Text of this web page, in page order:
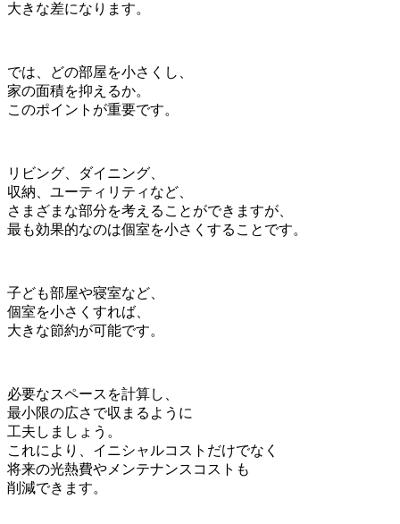
大きな差になります。
では、どの部屋を小さくし、
家の面積を抑えるか。
このポイントが重要です。
リビング、ダイニング、
収納、ユーティリティなど、
さまざまな部分を考えることができますが、
最も効果的なのは個室を小さくすることです。
子ども部屋や寝室など、
個室を小さくすれば、
大きな節約が可能です。
必要なスペースを計算し、
最小限の広さで収まるように
工夫しましょう。
これにより、イニシャルコストだけでなく
将来の光熱費やメンテナンスコストも
削減できます。